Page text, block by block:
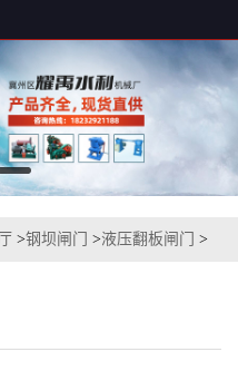
>钢坝闸门 >液压翻板闸门 >